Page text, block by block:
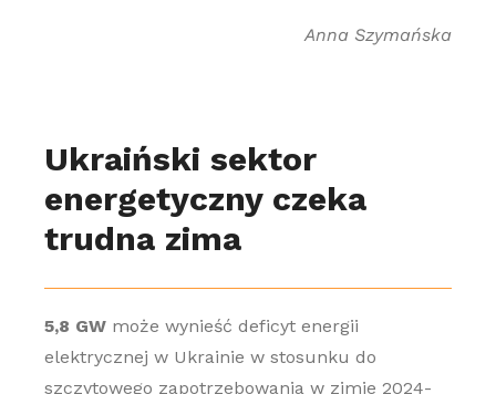
Anna Szymańska
Ukraiński sektor
energetyczny czeka
trudna zima
5,8 GWmoże wynieść deficyt energii
elektrycznej w Ukrainie w stosunku do
szczytowego zapotrzebowania w zimie 2024-